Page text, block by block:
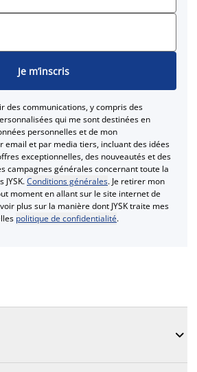
Je m’inscris
des communications, y compris des
qui me sont destinées en
personnelles et de mon
email et par media tiers, incluant des idées
exceptionnelles, des nouveautés et des
campagnes générales concernant toute la
Conditions générales. Je retirer mon
moment en allant sur le site internet de
plus sur la manière dont JYSK traite mes
politique de confidentialité.
